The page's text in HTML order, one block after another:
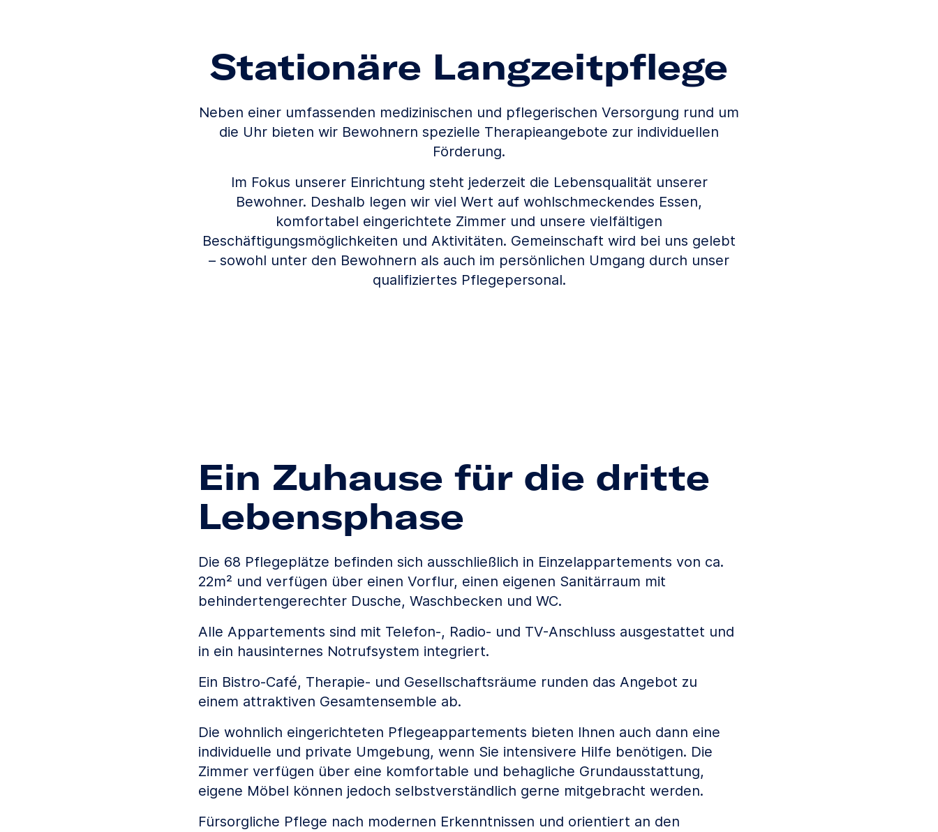
Stationäre Langzeitpflege
Neben einer umfassenden medizinischen und pflegerischen Versorgung rund um
die Uhr bieten wir Bewohnern spezielle Therapieangebote zur individuellen
Förderung.
Im Fokus unserer Einrichtung steht jederzeit die Lebensqualität unserer
Bewohner. Deshalb legen wir viel Wert auf wohlschmeckendes Essen,
komfortabel eingerichtete Zimmer und unsere vielfältigen
Beschäftigungsmöglichkeiten und Aktivitäten. Gemeinschaft wird bei uns gelebt
– sowohl unter den Bewohnern als auch im persönlichen Umgang durch unser
qualifiziertes Pflegepersonal.
Ein Zuhause für die dritte
Lebensphase
Die 68 Pflegeplätze befinden sich ausschließlich in Einzelappartements von ca.
22m² und verfügen über einen Vorflur, einen eigenen Sanitärraum mit
behindertengerechter Dusche, Waschbecken und WC.
Alle Appartements sind mit Telefon-, Radio- und TV-Anschluss ausgestattet und
in ein hausinternes Notrufsystem integriert.
Ein Bistro-Café, Therapie- und Gesellschaftsräume runden das Angebot zu
einem attraktiven Gesamtensemble ab.
Die wohnlich eingerichteten Pflegeappartements bieten Ihnen auch dann eine
individuelle und private Umgebung, wenn Sie intensivere Hilfe benötigen. Die
Zimmer verfügen über eine komfortable und behagliche Grundausstattung,
eigene Möbel können jedoch selbstverständlich gerne mitgebracht werden.
Fürsorgliche Pflege nach modernen Erkenntnissen und orientiert an den